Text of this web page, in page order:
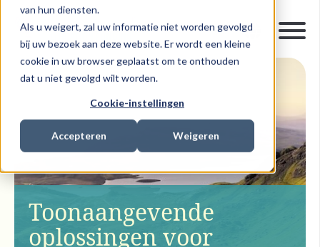
van hun diensten.
Als u weigert, zal uw informatie niet worden gevolgd
bij uw bezoek aan deze website. Er wordt een kleine
cookie in uw browser geplaatst om te onthouden
dat u niet gevolgd wilt worden.
Cookie-instellingen
Accepteren Weigeren
Toonaangevende
oplossingen voor